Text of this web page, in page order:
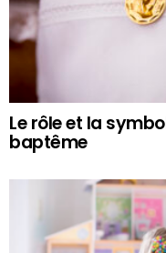
Le rôle et la
baptême